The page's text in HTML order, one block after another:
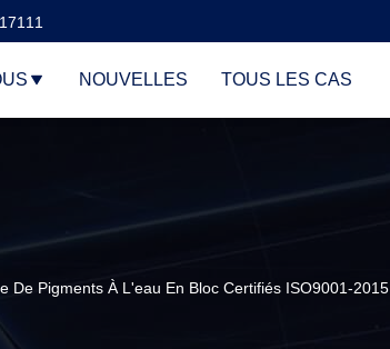
NOUVELLES TOUS LES CAS
De Pigments À L'eau En Bloc Certifiés ISO9001-2015